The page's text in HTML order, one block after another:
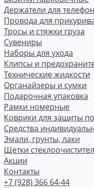
Держатели для
Провода для
Тросы и стяжки груза
Сувениры
Наборы для ухода
Клипсы и
Технические жидкости
Органайзеры и сумки
Подарочная упаковка
Рамки номерные
Коврики для защиты
Средства
Эмали, грунты, лаки
Щетки
Акции
Контакты
+7 (928) 366 64-44